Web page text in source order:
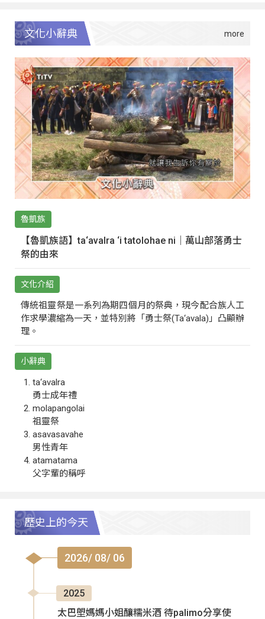
文化小辭典
魯凱族
【魯凱族語】ta‘avalra ‘i tatolohae ni｜萬山部落勇士
祭的由來
文化介紹
傳統祖靈祭是一系列為期四個月的祭典，現今配合族人工
作求學濃縮為一天，並特別將「勇士祭(Ta‘avala)」凸顯辦
理。
小辭典
ta‘avalra
勇士成年禮
molapangolai
祖靈祭
asavasavahe
男性青年
atamatama
父字輩的稱呼
歷史上的今天
2026/ 08/ 06
2025
太巴塱媽媽小姐釀糯米酒 待palimo分享使